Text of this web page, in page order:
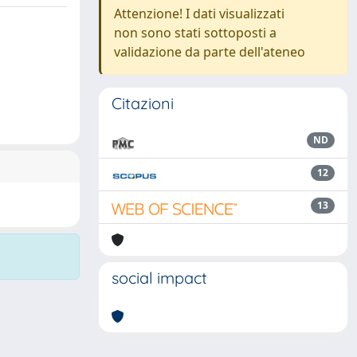
Attenzione! I dati visualizzati
non sono stati sottoposti a
validazione da parte dell'ateneo
Citazioni
ND
12
13
social impact